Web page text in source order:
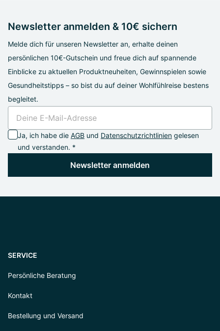
Newsletter anmelden & 10€ sichern
Melde dich für unseren Newsletter an, erhalte deinen
persönlichen 10€-Gutschein und freue dich auf spannende
Einblicke zu aktuellen Produktneuheiten, Gewinnspielen sowie
Gesundheitstipps – so bist du auf deiner Wohlfühlreise bestens
begleitet.
Ja, ich habe die AGB und Datenschutzrichtlinien gelesen
und verstanden. *
Newsletter anmelden
SERVICE
Persönliche Beratung
Kontakt
Bestellung und Versand